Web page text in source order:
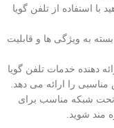
با استفاده از تلفن گویا
به ویژگی ها و قابلیت
دهنده خدمات تلفن گویا
را ارائه می دهد.
تحت شبکه مناسب برای
مند شوید.